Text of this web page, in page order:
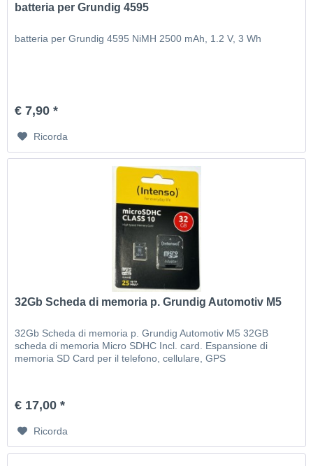
batteria per Grundig 4595
batteria per Grundig 4595 NiMH 2500 mAh, 1.2 V, 3 Wh
€ 7,90 *
Ricorda
32Gb Scheda di memoria p. Grundig Automotiv M5
32Gb Scheda di memoria p. Grundig Automotiv M5 32GB
scheda di memoria Micro SDHC Incl. card. Espansione di
memoria SD Card per il telefono, cellulare, GPS
€ 17,00 *
Ricorda